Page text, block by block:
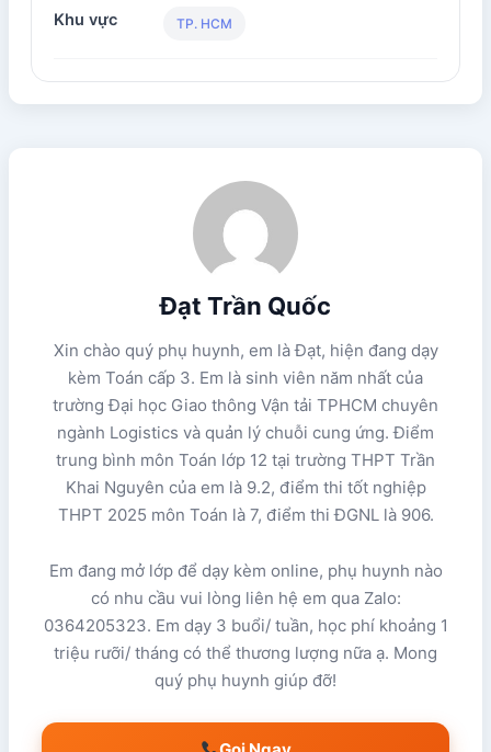
Khu vực TP. HCM
Đạt Trần Quốc
Xin chào quý phụ huynh, em là Đạt, hiện đang dạy
kèm Toán cấp 3. Em là sinh viên năm nhất của
trường Đại học Giao thông Vận tải TPHCM chuyên
ngành Logistics và quản lý chuỗi cung ứng. Điểm
trung bình môn Toán lớp 12 tại trường THPT Trần
Khai Nguyên của em là 9.2, điểm thi tốt nghiệp
THPT 2025 môn Toán là 7, điểm thi ĐGNL là 906.
Em đang mở lớp để dạy kèm online, phụ huynh nào
có nhu cầu vui lòng liên hệ em qua Zalo:
0364205323. Em dạy 3 buổi/ tuần, học phí khoảng 1
triệu rưỡi/ tháng có thể thương lượng nữa ạ. Mong
quý phụ huynh giúp đỡ!